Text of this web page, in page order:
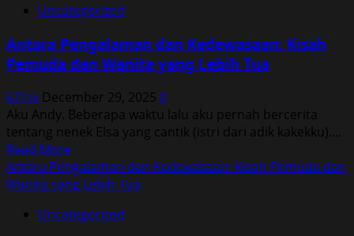
Pengalaman
Kedewasaan:
Kisah
dan
Wanita
yang
Lebih
Tua
Uncategorized
Antara Pengalaman dan Kedewasaan: Kisah
Pemuda dan Wanita yang Lebih Tua
k71zv December 29, 2025 0
Aku Andy. Beberapa waktu lalu aku pernah bercerita
tentang nenek Elsa yang cantik (istri dari adik kakekku)....
Read MoreRead
more
about
Pengalaman
Antara Pengalaman dan Kedewasaan: Kisah Pemuda dan
Wanita yang Lebih Tua
Uncategorized